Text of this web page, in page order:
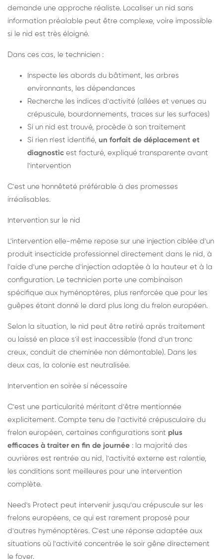
demande une approche réaliste. Localiser un nid sans
information préalable peut être complexe, voire impossible
si le nid est très éloigné.
Dans ces cas, le technicien :
Inspecte les abords du bâtiment, les arbres
environnants, les dépendances
Recherche les indices d'activité (allées et venues au
crépuscule, bourdonnements, traces sur les surfaces)
Si un nid est trouvé, procède à son traitement
Si rien n'est identifié, un forfait de déplacement et
diagnostic est facturé, expliqué transparente avant
l'intervention
C'est une honnêteté préférable à des promesses
irréalisables.
Intervention sur le nid
L'intervention elle-même repose sur une injection ciblée d'un
produit insecticide professionnel directement dans le nid, à
l'aide d'une perche d'injection adaptée à la hauteur et à la
configuration. Le technicien porte une combinaison
spécifique aux hyménoptères, plus renforcée que pour les
guêpes étant donné le dard plus long du frelon européen.
Selon la situation, le nid peut être retiré après traitement
ou laissé en place s'il est inaccessible (fond d'un tronc
creux, conduit de cheminée non démontable). Dans les
deux cas, la colonie est neutralisée.
Intervention en soirée si nécessaire
C'est une particularité méritant d'être mentionnée
explicitement. Compte tenu de l'activité crépusculaire du
frelon européen, certaines configurations sont plus
efficaces à traiter en fin de journée : la majorité des
ouvrières est rentrée au nid, l'activité externe est ralentie,
les conditions sont meilleures pour une intervention
complète.
Need's Protect peut intervenir jusqu'au crépuscule sur les
frelons européens, ce qui est rarement proposé pour
d'autres hyménoptères. C'est une réponse adaptée aux
situations où l'activité concentrée le soir gêne directement
le foyer.